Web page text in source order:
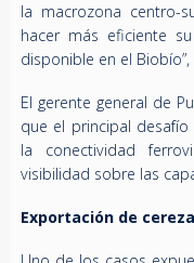
la macrozona centro-
hacer más eficiente
disponible en el
El gerente general de
que el principal desafío
la conectividad
visibilidad sobre las
Exportación de